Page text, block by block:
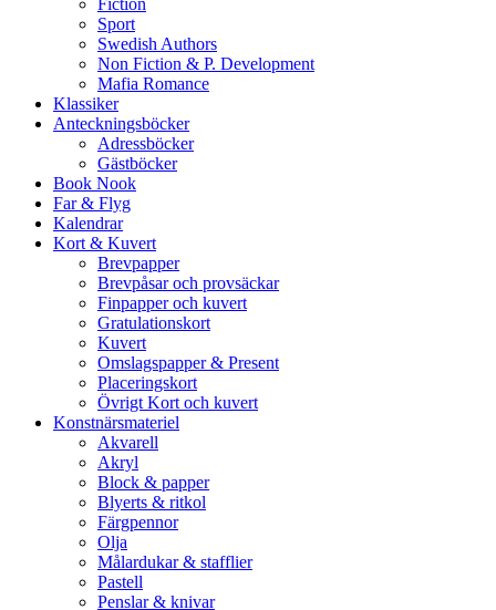
Fiction
Sport
Swedish Authors
Non Fiction & P. Development
Mafia Romance
Klassiker
Anteckningsböcker
Adressböcker
Gästböcker
Book Nook
Far & Flyg
Kalendrar
Kort & Kuvert
Brevpapper
Brevpåsar och provsäckar
Finpapper och kuvert
Gratulationskort
Kuvert
Omslagspapper & Present
Placeringskort
Övrigt Kort och kuvert
Konstnärsmateriel
Akvarell
Akryl
Block & papper
Blyerts & ritkol
Färgpennor
Olja
Målardukar & stafflier
Pastell
Penslar & knivar